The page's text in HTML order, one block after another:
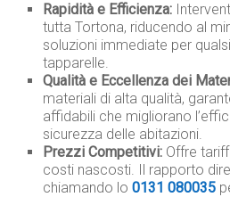
Rapidità e Efficienza:
tutta Tortona, riducendo al
soluzioni immediate per
tapparelle.
Qualità e Eccellenza dei
materiali di alta qualità,
affidabili che migliorano
sicurezza delle abitazioni.
Prezzi Competitivi: Offre
costi nascosti. Il rapporto
chiamando lo0131 080035